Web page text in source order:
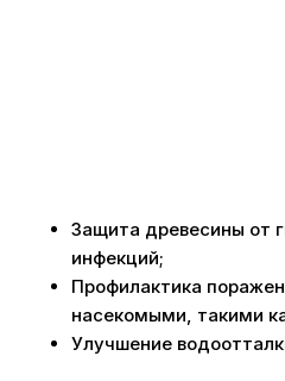
Защита древесины от
инфекций;
Профилактика
насекомыми, такими
Улучшение